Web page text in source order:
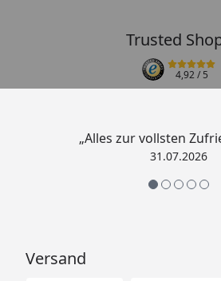
Trusted
4,92/ 5
„Alles zur vollsten
31.07.2026
Versand